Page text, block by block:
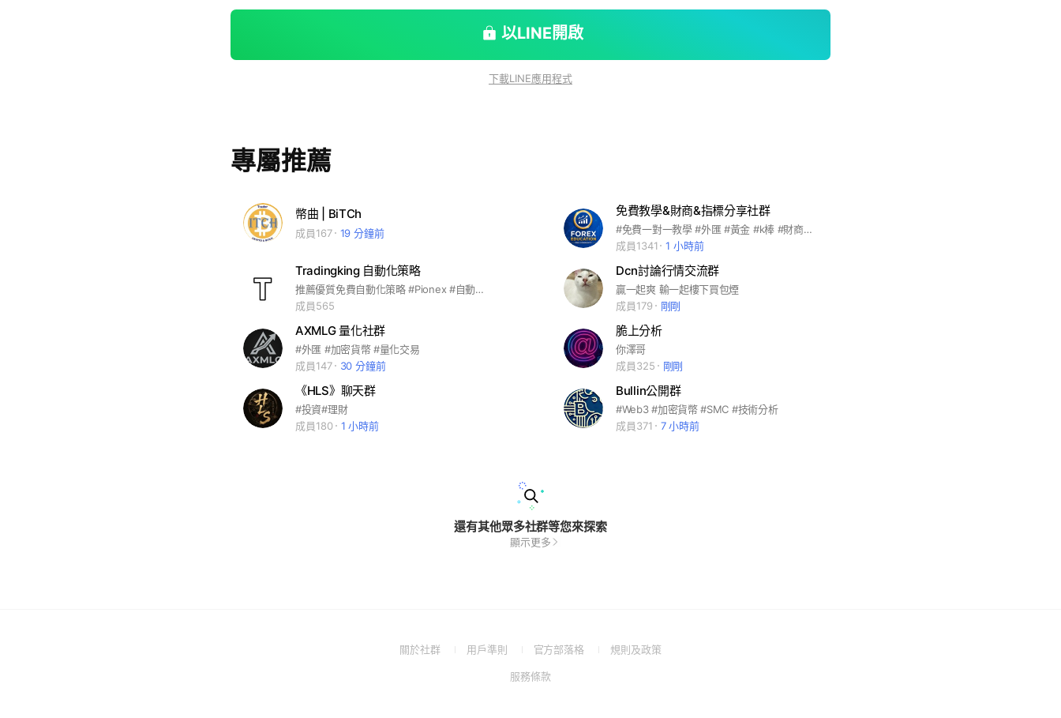
以LINE開啟
下載LINE應用程式
專屬推薦
幣曲 | BiTCh
成員167 19 分鐘前
免費教學&財商&指標分享社群
#免費一對一教學 #外匯 #黃金 #k棒 #財商配置分享
成員1341
1 小時前
Tradingking 自動化策略
推薦優質免費自動化策略 #Pionex #自動化策略 #TradingView
成員565
Dcn討論行情交流群
贏一起爽 輸一起樓下買包煙
成員179
剛剛
AXMLG 量化社群
#外匯 #加密貨幣 #量化交易
成員147
30 分鐘前
脆上分析
你澤哥
成員325
剛剛
《HLS》聊天群
#投資#理財
成員180
1 小時前
Bullin公開群
#Web3 #加密貨幣 #SMC #技術分析
成員371
7 小時前
還有其他眾多社群等您來探索
顯示更多
關於社群
(Open用戶準則
(Open
a
官方部落格
(Open規則及政策(Open
服務條款(Open